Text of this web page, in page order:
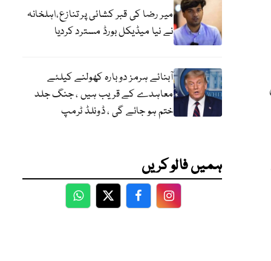
میر رضا کی قبر کشائی پر تنازع،اہلخانہ
نے نیا میڈیکل بورڈ مسترد کردیا
آبنائے ہرمز دوبارہ کھولنے کیلئے
معاہدے کے قریب ہیں ، جنگ جلد
ختم ہو جائے گی ، ڈونلڈ ٹرمپ
ہمیں فالو کریں
WhatsApp
TwitterFacebookFacebook